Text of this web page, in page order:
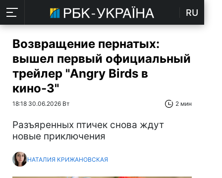
RU
Возвращение пернатых:
вышел первый официальный
трейлер "Angry Birds в
кино-3"
18:18 30.06.2026 Вт 2 мин
Разъяренных птичек снова ждут
новые приключения
НАТАЛИЯ КРИЖАНОВСКАЯ